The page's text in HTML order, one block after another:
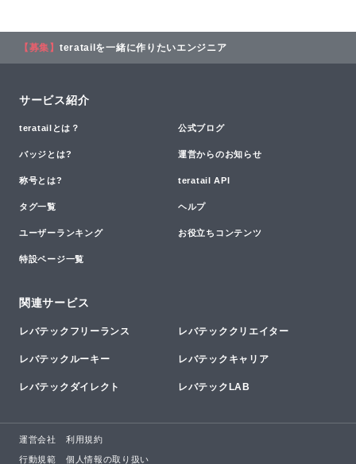
【募集】 teratailを一緒に作りたいエンジニア
サービス紹介
teratailとは？ 公式ブログ
バッジとは? 運営からのお知らせ
称号とは? teratail API
タグ一覧 ヘルプ
ユーザーランキング お役立ちコンテンツ
特設ページ一覧
関連サービス
レバテックフリーランス レバテッククリエイター
レバテックルーキー レバテックキャリア
レバテックダイレクト レバテックLAB
運営会社 利用規約
行動規範 個人情報の取り扱い